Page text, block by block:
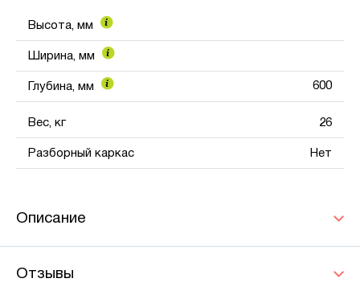
Высота, мм
Ширина, мм
Глубина, мм 600
Вес, кг 26
Разборный каркас Нет
Описание
Отзывы